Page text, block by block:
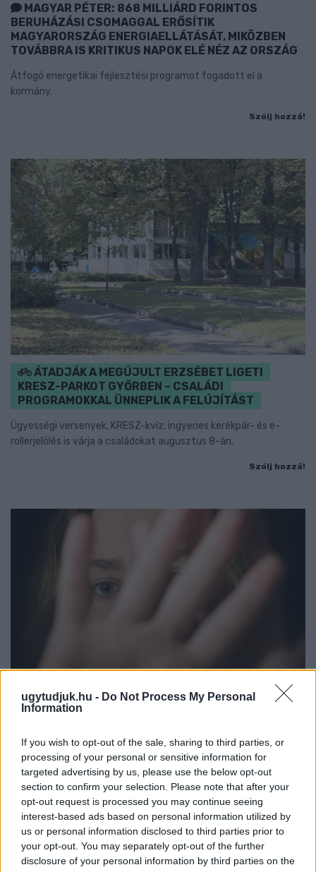
ugytudjuk.hu - Do Not Process My Personal
Information
If you wish to opt-out of the sale, sharing to third parties, or
processing of your personal or sensitive information for
targeted advertising by us, please use the below opt-out
section to confirm your selection. Please note that after your
opt-out request is processed you may continue seeing
interest-based ads based on personal information utilized by
us or personal information disclosed to third parties prior to
your opt-out. You may separately opt-out of the further
disclosure of your personal information by third parties on the
MAGYAR PÉTER: 868 MILLIÁRD FORINTOS
BERUHÁZÁSI CSOMAGGAL ERŐSÍTIK
MAGYARORSZÁG ENERGIAELLÁTÁSÁT, MIKÖZBEN
TOVÁBBRA IS KRITIKUS NAPOK ELÉ NÉZ AZ ORSZÁG
Átfogó energetikai fejlesztési programot fogadott el a
kormány.
Szólj hozzá!
ÁTADJÁK A MEGÚJULT ERZSÉBET LIGETI
KRESZ-PARKOT GYŐRBEN – CSALÁDI
PROGRAMOKKAL ÜNNEPLIK A FELÚJÍTÁST
Ügyességi versenyek, KRESZ-kvíz, ingyenes kerékpár- és e-
rollerjelölés is várja a családokat augusztus 8-án.
Szólj hozzá!
VÁDAT AZ ÜGYÉSZSÉG
A férfi a nyílt utcán kezdte verni áldozatát.
Szólj hozzá!